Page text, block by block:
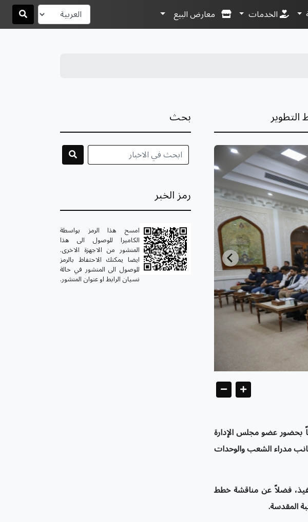
الخدمات معارض البيع
بحضور عضو مجلس الإدارة
مدراء الشعب والوحدات
فضلاً عن مناقشة خطط
المقدسة.
بحث
رمز الخبر
امسح هذا الرمز بواسطة
الكاميرا للوصول الى هذا
المنشور من الاجهزة الاخرى.
ايضا يمكنك الاحتفاظ بالرمز
للوصول الى المنشور في حالة
نسيان الرابط او عنوان المنشور.